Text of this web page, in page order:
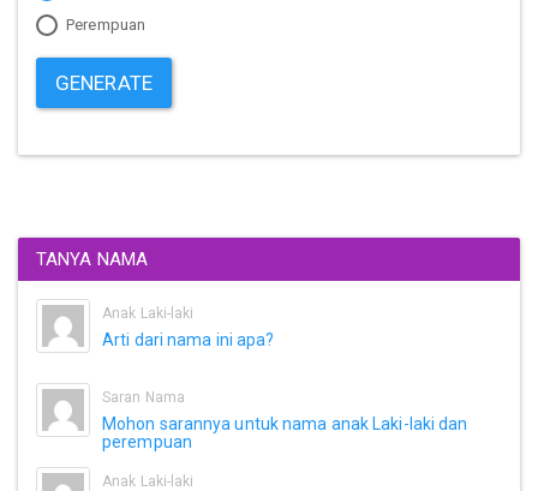
Perempuan
GENERATE
TANYA NAMA
Anak Laki-laki
Arti dari nama ini apa?
Saran Nama
Mohon sarannya untuk nama anak Laki-laki dan
perempuan
Anak Laki-laki